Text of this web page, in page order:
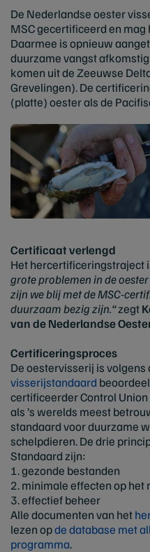
De Nederlandse oester
MSC gecertificeerd en
Daarmee is opnieuw
duurzame vangst
komen uit de Zeeuwse
Grevelingen). De
(platte) oester als de
Certificaat verlengd
Het hercertificeringstraject
grote problemen in de
zijn we blij met de MSC-
duurzaam bezig zijn.“zegt
van de Nederlandse
Certificeringsproces
De oestervisserij is volgens
visserijstandaard
certificeerder Control
als ’s werelds meest
standaard voor duurzame
schelpdieren. De drie
Standaard zijn:
1. gezonde bestanden
2. minimale effecten op het
3. effectief beheer
Alle documenten van het
lezen opde database met
programma.